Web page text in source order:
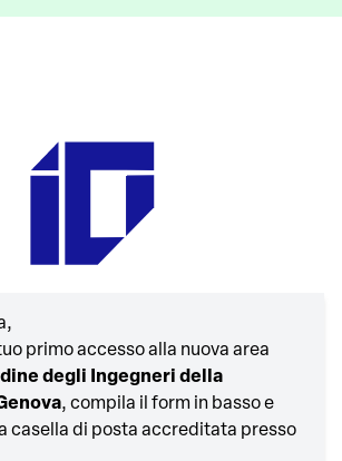
primo accesso alla nuova area
degli Ingegneri della
, compila il form in basso e
casella di posta accreditata presso